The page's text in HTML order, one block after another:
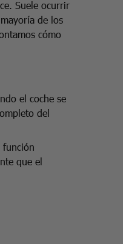
Suele ocurrir
de los
cómo
el coche se
del
función
que el